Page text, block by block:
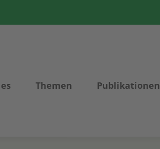
Themen Publikationen